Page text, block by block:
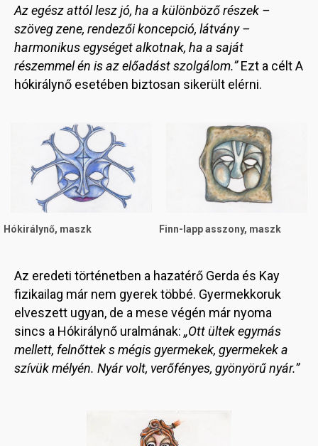
Az egész attól lesz jó, ha a különböző részek –
szöveg zene, rendezői koncepció, látvány –
harmonikus egységet alkotnak, ha a saját
részemmel én is az előadást szolgálom.”Ezt a célt A
hókirálynő esetében biztosan sikerült elérni.
Hókirálynő, maszk Finn-lapp asszony, maszk
Az eredeti történetben a hazatérő Gerda és Kay
fizikailag már nem gyerek többé. Gyermekkoruk
elveszett ugyan, de a mese végén már nyoma
sincs a Hókirálynő uralmának: „Ott ültek egymás
mellett, felnőttek s mégis gyermekek, gyermekek a
szívük mélyén. Nyár volt, verőfényes, gyönyörű nyár.”